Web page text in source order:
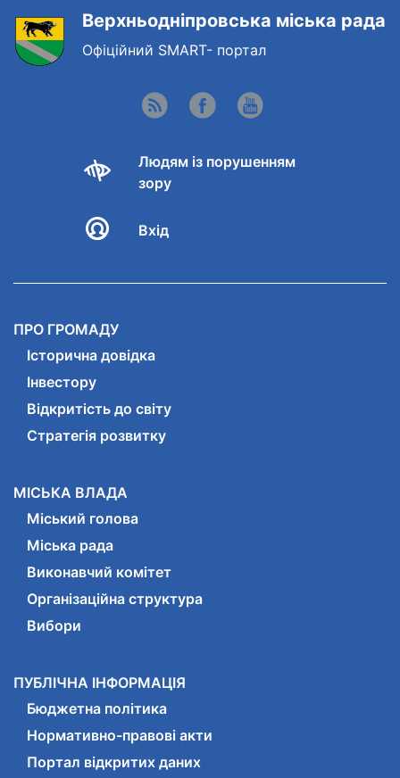
Верхньодніпровська міська рада
Офіційний SMART- портал
Людям із порушенням
зору
Вхід
ПРО ГРОМАДУ
Історична довідка
Інвестору
Відкритість до світу
Стратегія розвитку
МІСЬКА ВЛАДА
Міський голова
Міська рада
Виконавчий комітет
Організаційна структура
Вибори
ПУБЛІЧНА ІНФОРМАЦІЯ
Бюджетна політика
Нормативно-правові акти
Портал відкритих даних